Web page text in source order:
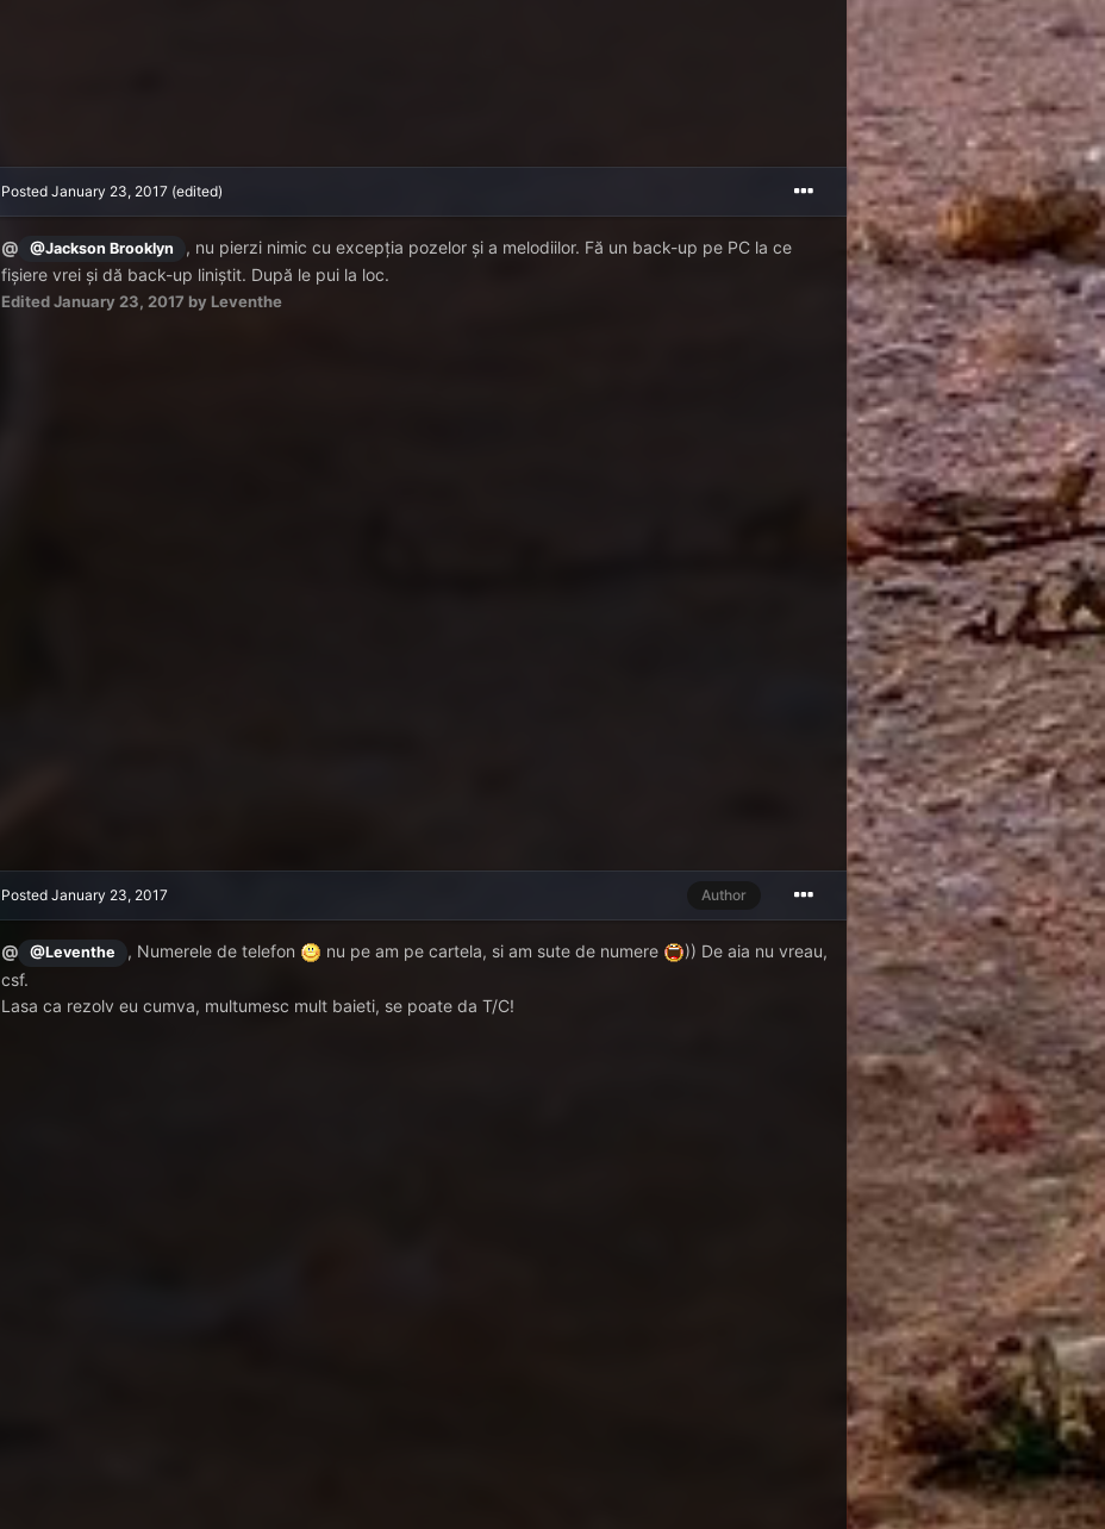
Posted January 23, 2017 (edited)
@ @Jackson Brooklyn
, nu pierzi nimic cu excepția pozelor și a melodiilor. Fă un back-up pe PC la ce
fișiere vrei și dă back-up liniștit. După le pui la loc.
EditedJanuary 23, 2017 by Leventhe
Author
Posted January 23, 2017
@ @Leventhe , Numerele de telefon nu pe am pe cartela, si am sute de numere
)) De aia nu vreau,
csf.
Lasa ca rezolv eu cumva, multumesc mult baieti, se poate da T/C!